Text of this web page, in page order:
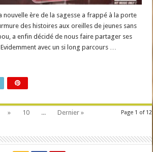
nouvelle ère de la sagesse a frappé à la porte
des histoires aux oreilles de jeunes sans
a enfin décidé de nous faire partager ses
avec un si long parcours …
Page 1 of 12
» 10 ... Dernier »